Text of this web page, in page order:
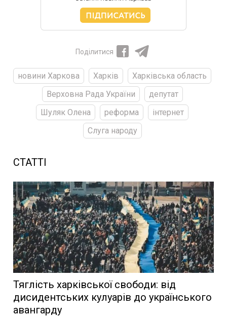
Поділитися
новини Харкова Харків
Харківська область
Верховна Рада України
депутат
Шуляк Олена
реформа
інтернет
Слуга народу
СТАТТІ
Тяглість харківської свободи: від
дисидентських кулуарів до українського
авангарду